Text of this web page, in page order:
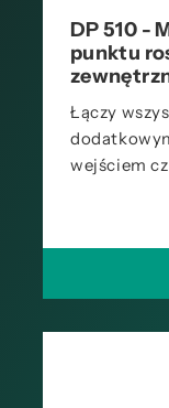
DP 510 -
punktu
Łączy
wejściem